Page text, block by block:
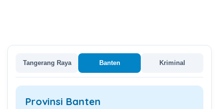
Tangerang Raya Banten Kriminal
Provinsi Banten